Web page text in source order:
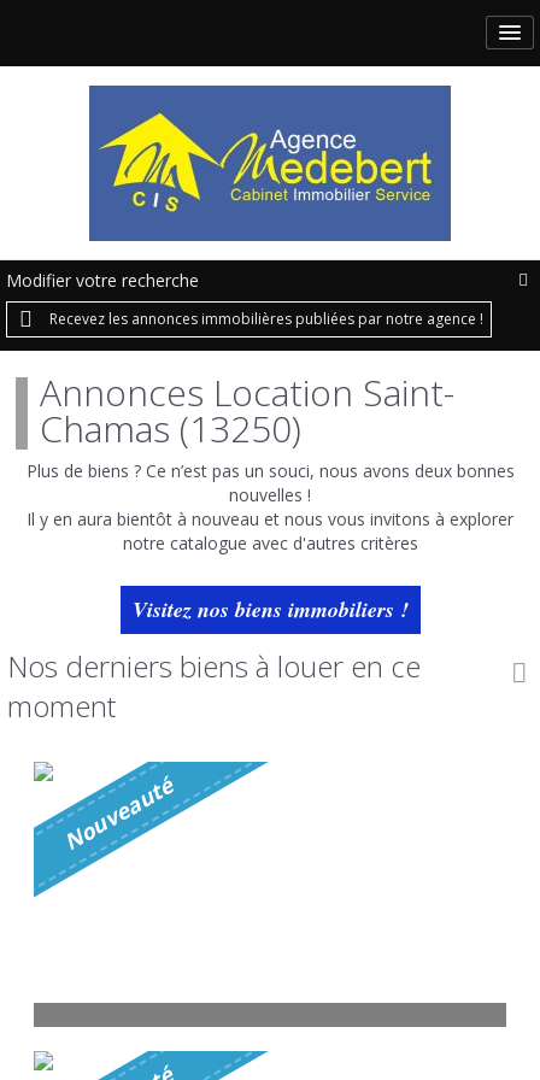
Modifier votre recherche
Recevez les annonces immobilières publiées par notre agence !
Annonces Location Saint-
Chamas (13250)
Plus de biens ? Ce n’est pas un souci, nous avons deux bonnes
nouvelles !
Il y en aura bientôt à nouveau et nous vous invitons à explorer
notre catalogue avec d'autres critères
Visitez nos biens immobiliers !
Nos derniers biens à louer en ce
moment
N
o
u
v
e
a
u
t
é
T2 Istres